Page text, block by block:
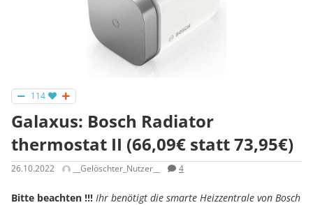
114
Galaxus: Bosch Radiator
thermostat II (66,09€ statt 73,95€)
26.10.2022 __Gelöschter_Nutzer__ 4
Bitte beachten !!! Ihr benötigt die smarte Heizzentrale von Bosch